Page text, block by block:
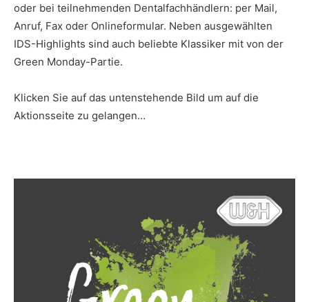
oder bei teilnehmenden Dentalfachhändlern: per Mail,
Anruf, Fax oder Onlineformular. Neben ausgewählten
IDS-Highlights sind auch beliebte Klassiker mit von der
Green Monday-Partie.
Klicken Sie auf das untenstehende Bild um auf die
Aktionsseite zu gelangen…